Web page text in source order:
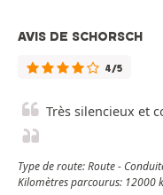
AVIS DE SCHORSCH
4/5
Très silencieux et
Type de route: Route -
Kilomètres parcourus: 12000